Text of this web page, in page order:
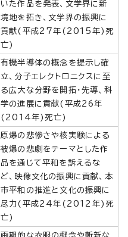
いた作品を発表、文学界に新
境地を拓き、文学界の振興に
貢献(平成27年(2015年)死
亡)
有機半導体の概念を提示し確
立、分子エレクトロニクスに至
る広大な分野を開拓・先導、科
学の進展に貢献(平成26年
(2014年)死亡)
原爆の悲惨さや核実験による
被爆の悲劇をテーマとした作
品を通じて平和を訴えるな
ど、映像文化の振興に貢献、本
市平和の推進と文化の振興に
尽力(平成24年(2012年)死
亡)
画期的な衣服の概念や斬新な